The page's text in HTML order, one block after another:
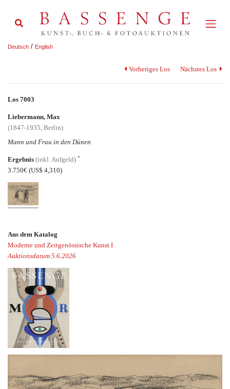
Deutsch / English
Vorheriges Los Nächstes Los
Los 7003
Liebermann, Max
(1847-1935, Berlin)
Mann und Frau in den Dünen
Ergebnis (inkl. Aufgeld) *
3.750€ (US$ 4,310)
Aus dem Katalog
Moderne und Zeitgenössische Kunst I
Auktionsdatum 5.6.2026